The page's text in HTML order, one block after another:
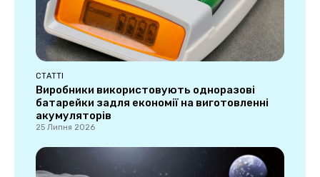
СТАТТІ
Виробники використовують одноразові
батарейки задля економії на виготовленні
акумуляторів
25 Липня 2026